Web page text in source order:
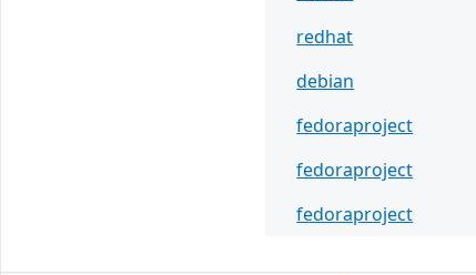
redhat
debian
fedoraproject
fedoraproject
fedoraproject